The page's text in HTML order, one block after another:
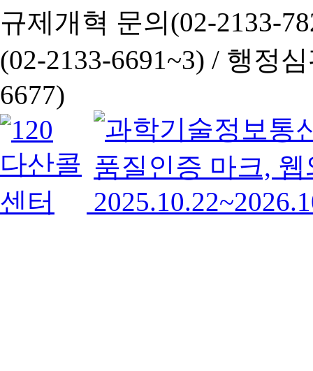
규제개혁 문의(02-2133-
(02-2133-6691~3) / 행정심
6677)